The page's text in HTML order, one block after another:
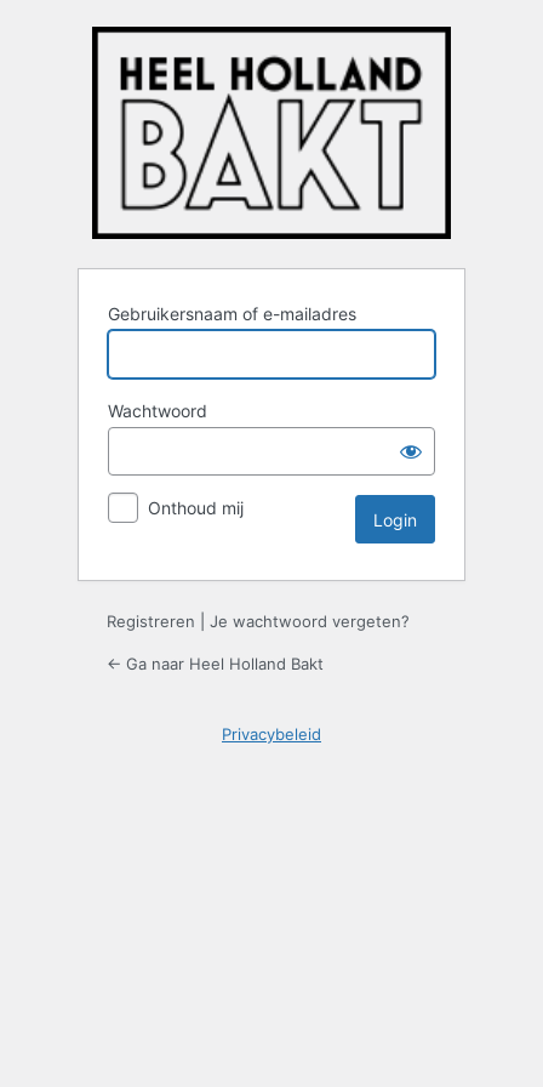
Gebruikersnaam of e-mailadres
Wachtwoord
Onthoud mij
Registreren Je wachtwoord vergeten?
← Ga naar Heel Holland Bakt
Privacybeleid